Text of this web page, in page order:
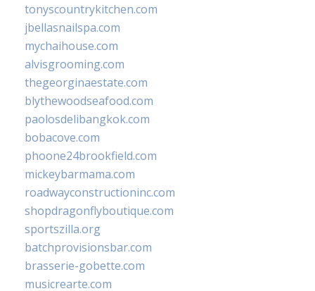
tonyscountrykitchen.com
jbellasnailspa.com
mychaihouse.com
alvisgrooming.com
thegeorginaestate.com
blythewoodseafood.com
paolosdelibangkok.com
bobacove.com
phoone24brookfield.com
mickeybarmama.com
roadwayconstructioninc.com
shopdragonflyboutique.com
sportszilla.org
batchprovisionsbar.com
brasserie-gobette.com
musicrearte.com